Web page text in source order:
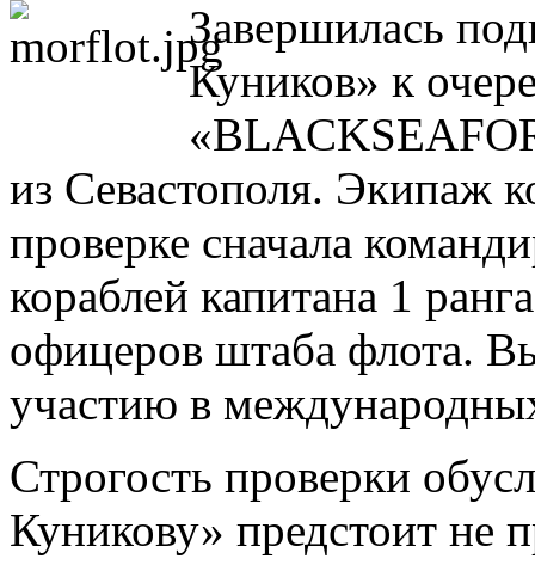
Завершилась
Куников» к
из Севастополя. Экипаж
проверке сначала
кораблей капитана 1
офицеров штаба флота.
участию в
Строгость проверки
Куникову» предстоит не